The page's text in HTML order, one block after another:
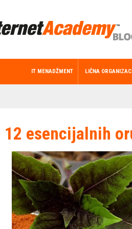
IT MENADŽMENT LIČNA
12 esencijalnih